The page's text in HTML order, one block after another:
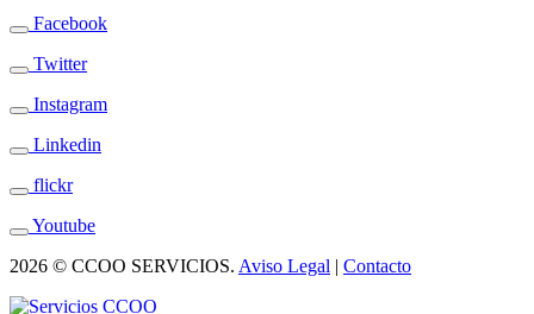
Facebook
Twitter
Instagram
Linkedin
flickr
Youtube
2026 © CCOO SERVICIOS. Aviso Legal | Contacto